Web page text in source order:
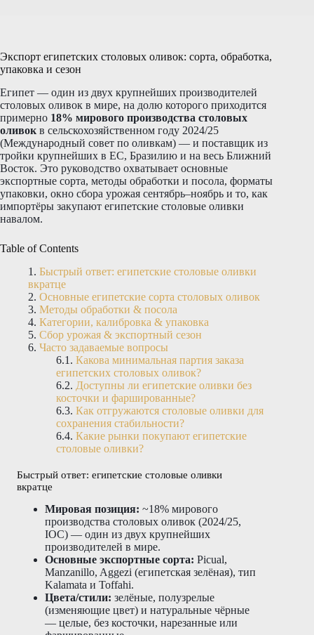
Экспорт египетских столовых оливок: сорта, обработка,
упаковка и сезон
Египет — один из двух крупнейших производителей
столовых оливок в мире, на долю которого приходится
примерно 18% мирового производства столовых
оливок в сельскохозяйственном году 2024/25
(Международный совет по оливкам) — и поставщик из
тройки крупнейших в ЕС, Бразилию и на весь Ближний
Восток. Это руководство охватывает основные
экспортные сорта, методы обработки и посола, форматы
упаковки, окно сбора урожая сентябрь–ноябрь и то, как
импортёры закупают египетские столовые оливки
навалом.
Table of Contents
Быстрый ответ: египетские столовые оливки
вкратце
Основные египетские сорта столовых оливок
Методы обработки & посола
Категории, калибровка & упаковка
Сбор урожая & экспортный сезон
Часто задаваемые вопросы
Какова минимальная партия заказа
египетских столовых оливок?
Доступны ли египетские оливки без
косточки и фаршированные?
Как отгружаются столовые оливки для
сохранения стабильности?
Какие рынки покупают египетские
столовые оливки?
Быстрый ответ: египетские столовые оливки
вкратце
Мировая позиция: ~18% мирового
производства столовых оливок (2024/25,
IOC) — один из двух крупнейших
производителей в мире.
Основные экспортные сорта: Picual,
Manzanillo, Aggezi (египетская зелёная), тип
Kalamata и Toffahi.
Цвета/стили: зелёные, полузрелые
(изменяющие цвет) и натуральные чёрные
— целые, без косточки, нарезанные или